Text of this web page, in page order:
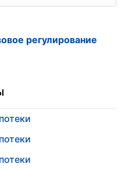
регулирование